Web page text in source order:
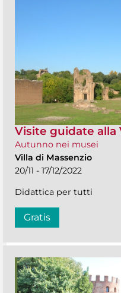
Visite guidate alla
Autunno nei musei
Villa di Massenzio
20/11 - 17/12/2022
Didattica per tutti
Gratis